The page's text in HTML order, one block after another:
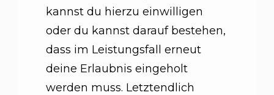
kannst du hierzu einwilligen
oder du kannst darauf bestehen,
dass im Leistungsfall erneut
deine Erlaubnis eingeholt
werden muss. Letztendlich